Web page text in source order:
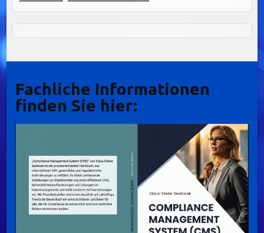
Fachliche Informationen
finden Sie hier: